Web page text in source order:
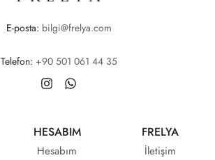
E-posta: bilgi@frelya.com
Telefon: +90 501 061 44 35
HESABIM
Hesabım
FRELYA
İletişim